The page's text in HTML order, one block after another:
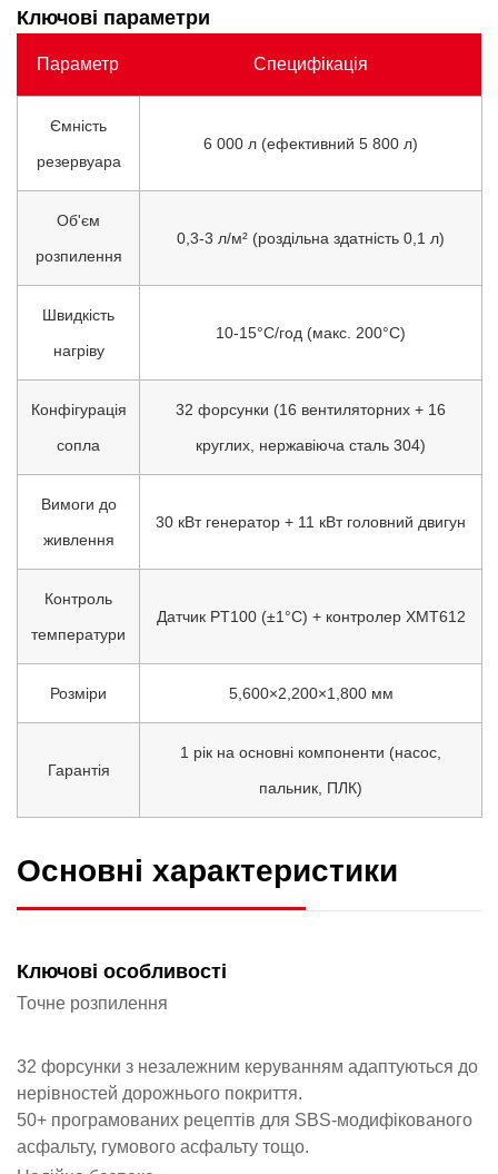
Ключові параметри
Параметр Специфікація
Ємність
резервуара
6 000 л (ефективний 5 800 л)
Об'єм
розпилення
0,3-3 л/м² (роздільна здатність 0,1 л)
Швидкість
нагріву
10-15°C/год (макс. 200°C)
Конфігурація
сопла
32 форсунки (16 вентиляторних + 16
круглих, нержавіюча сталь 304)
Вимоги до
живлення
30 кВт генератор + 11 кВт головний двигун
Контроль
температури
Датчик PT100 (±1°C) + контролер XMT612
Розміри 5,600×2,200×1,800 мм
Гарантія
1 рік на основні компоненти (насос,
пальник, ПЛК)
Основні характеристики
Ключові особливості
Точне розпилення
32 форсунки з незалежним керуванням адаптуються до
нерівностей дорожнього покриття.
50+ програмованих рецептів для SBS-модифікованого
асфальту, гумового асфальту тощо.